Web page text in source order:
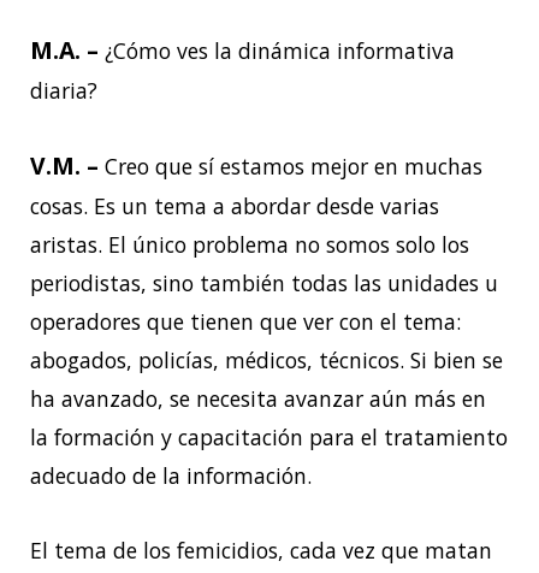
M.A. – ¿Cómo ves la dinámica informativa
diaria?
V.M. – Creo que sí estamos mejor en muchas
cosas. Es un tema a abordar desde varias
aristas. El único problema no somos solo los
periodistas, sino también todas las unidades u
operadores que tienen que ver con el tema:
abogados, policías, médicos, técnicos. Si bien se
ha avanzado, se necesita avanzar aún más en
la formación y capacitación para el tratamiento
adecuado de la información.
El tema de los femicidios, cada vez que matan